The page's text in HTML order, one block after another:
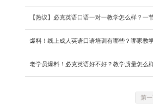
【热议】必克英语口语一对一教学怎么样？一
爆料！线上成人英语口语培训有哪些？哪家教
老学员爆料！必克英语好不好？教学质量怎么
第